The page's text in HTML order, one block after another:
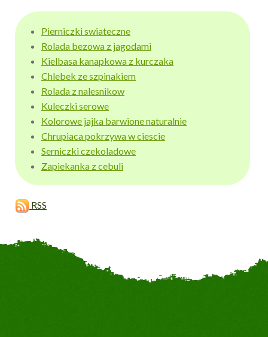
Pierniczki swiateczne
Rolada bezowa z jagodami
Kielbasa kanapkowa z kurczaka
Chlebek ze szpinakiem
Rolada z nalesnikow
Kuleczki serowe
Kolorowe jajka barwione naturalnie
Chrupiaca pokrzywa w ciescie
Serniczki czekoladowe
Zapiekanka z cebuli
RSS